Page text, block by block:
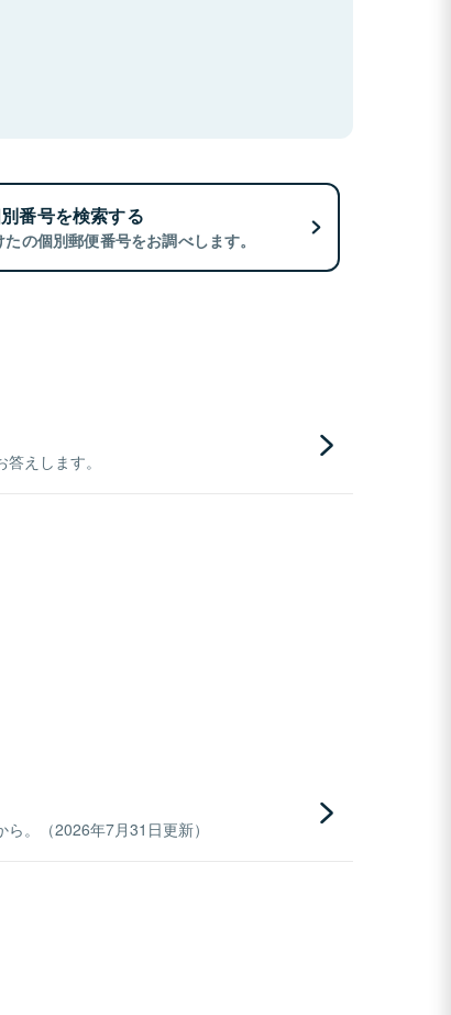
番号を検索する
の個別郵便番号をお調べします。
えします。
。（2026年7月31日更新）